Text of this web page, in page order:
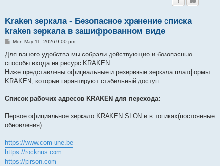
Kraken зеркала - Безопасное хранение списка
kraken зеркала в зашифрованном виде
P
s
Mon May 11, 2026 9:00 pm
Для вашего удобства мы собрали действующие и безопасные
способы входа на ресурс KRAKEN.
Ниже представлены официальные и резервные зеркала платформы
KRAKEN, которые гарантируют стабильный доступ.
Список рабочих адресов KRAKEN для перехода:
Первое официальное зеркало KRAKEN SLON и в топиках(постоянные
обновления):
https://www.com-une.be
https://rocknus.com
https://pirson.com